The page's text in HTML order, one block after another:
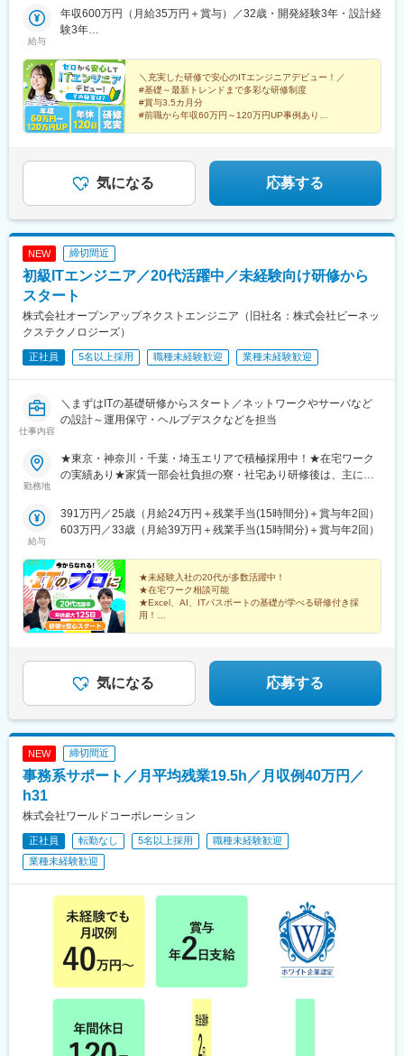
駅、大牟田駅、大橋駅(福岡県)、博多駅、戸畑駅、小倉駅(福岡
県)、郡山駅(福島県)、伊達駅、別府駅(兵庫県)、西神中央駅、神戸
三宮駅(阪神)、甲子園駅、仁川駅、学園都市駅、ハーバーランド
古島駅、おもろまち駅、木曽川駅、栄生駅、栄町駅(愛知県)、名古
屋駅、東海通駅、西高蔵駅、大須観音駅、岡山駅前駅、京都駅、
水道町駅、熊本駅前駅、東飯能駅、南四日市駅、鹿児島中央駅、
綱島駅、新高島駅、下飯田駅、馬車道駅、海老名駅(相模線)、横須
賀駅、茅ケ崎駅、溝の口駅、川崎駅、石上駅、新静岡駅、新浜松
(地下鉄)、高槻市駅、日本橋駅(大阪府)、梅田駅(地下鉄)、西梅田
駅、長崎駅前駅、虎ノ門駅、原宿駅、神泉駅、牛込神楽坂駅、銀
座駅、上野駅、大森駅(東京都)、桜街道駅、西小山駅、赤羽岩淵
駅、九品仏駅、高松駅(東京都)、台場駅、汐留駅、新宿御苑前駅、
新宿西口駅、岩本町駅、東京駅、新秋津駅、程久保駅、春日駅(東
京都)、住吉駅(東京都)、立川駅、陽東３丁目駅、朝倉街道駅、通
谷駅、天神駅、祇園駅(福岡県)、平和通駅、三宮・花時計前駅、久
寿川駅、神戸駅(兵庫県)、赤嶺駅、名鉄名古屋駅、矢場町駅、西川
緑道公園駅、九条駅(京都府)、熊本城・市役所前駅、二本木口駅、
追分駅(三重県)、都通駅、高島町駅、高津駅(神奈川県)、日吉町
駅、第一通り駅、京成津田沼駅、栄町駅(千葉県)、東海神駅、井野
駅(千葉県)、大阪梅田駅(阪神線)、五島町駅、神谷町駅、表参道
駅、上野御徒町駅、奥沢駅、泉体育館駅、東京国際クルーズター
ミナル駅、内幸町駅、西武新宿駅、淡路町駅、二重橋前駅、水道
橋駅、立川南駅、天神南駅、旦過駅、三宮駅(神戸新交通)、西元町
駅
エリア（広島、岡山、松山など）■九州エリア（福岡、熊本など）
のプロジェクト先◎転居を伴う転勤は、基本的には本人が希望す
線)、インテック本社前駅、烏丸駅、三宮駅(神戸新交通)、山陽姫
路駅、岡山駅、八丁堀駅(広島県)、高松駅(香川県)、天神駅、花畑
尾駅、水島駅、通津駅、福山駅、岩国駅、可部駅、横川駅(広島
県)、東広島駅、山西駅、本町六丁目駅、金川駅、東野駅(京都
府)、東山・おかでんミュージアム駅、衣山駅、山麓駅(皿倉山)、
堺筋本町駅、鷹野橋駅、堺駅、比治山下駅、広域公園前駅、横川
一丁目駅、錦糸町駅、検見川浜駅、本町駅、津守駅、中野東駅、
六本木駅、伊予大洲駅、福駅、芦原橋駅、桃山駅、野田阪神駅、
東比恵駅、渡辺橋駅、淀屋橋駅、鶴崎駅、西小倉駅、二島駅、今
池駅(福岡県)、上鳥羽口駅、竹下駅、小森江駅、甘木駅(西鉄線)、
県)、丸の内駅(愛知県)、戸部駅、鶴見小野駅、三ツ沢下町駅、山
手駅、井土ケ谷駅、上永谷駅、和田町駅、鶴ケ峰駅、戸塚駅、赤
羽駅、峰駅、陸前落合駅、センター南駅、北四番丁駅、稲永駅、
岡本駅(栃木県)、笠寺駅、村井駅、茅野駅、本山駅(愛知県)、さが
み野駅、小俣駅(栃木県)、新前橋駅、群馬藤岡駅、本庄駅、垂井
駅、徳山駅、周防下郷駅、道ノ尾駅、大波止駅、喜々津駅、国母
駅、松江駅、伊賀屋駅、弥生が丘駅、宮崎駅、南鹿児島駅、さっ
ぽろ駅、青葉通一番町駅、千葉駅、虎ノ門駅、神奈川駅、市役所
神戸三宮駅(阪神)、姫路駅、岡山駅前駅、胡町駅、高松築港駅、天
神南駅、辛島町駅、南公園駅、湊川駅、小路駅、常盤駅(岡山県)、
(地下鉄)、六本木一丁目駅、ＪＲ難波駅、観月橋駅、海老江駅、中
之島駅、なにわ橋駅、甘木駅(甘木鉄道線)、住之江公園駅、上前津
駅、北１２条駅、あおば通駅、新千葉駅、神谷町駅、新高島駅、
日吉町駅、新浜松駅、名鉄名古屋駅、梅田駅(地下鉄)、富山駅、京
駅、西辛島町駅、市民広場駅、三滝駅、舟入本町駅、花田口駅、
麻布十番駅、大国町駅、桃山御陵前駅、野田駅(阪神線)、肥後橋
駅、北浜駅(大阪府)、伏見駅(愛知県)、西横浜駅、龍谷富山高校
前、五島町駅
給与
年収600万円（月給35万円＋賞与）／32歳・開発経験3年・設計経
験3年
PM経験10年
＼充実した研修で安心のITエンジニアデビュー！／
#基礎～最新トレンドまで多彩な研修制度
#賞与3.5カ月分
#前職から年収60万円～120万円UP事例あり
気になる 応募する
NEW 締切間近
初級ITエンジニア／20代活躍中／未経験向け研修から
スタート
株式会社オープンアップネクストエンジニア（旧社名：株式会社ビーネッ
クステクノロジーズ）
正社員 5名以上採用 職種未経験歓迎 業種未経験歓迎
仕事内容
＼まずはITの基礎研修からスタート／ネットワークやサーバなど
の設計～運用保守・ヘルプデスクなどを担当
勤務地
★東京・神奈川・千葉・埼玉エリアで積極採用中！★在宅ワーク
の実績あり★家賃一部会社負担の寮・社宅あり研修後は、主に東
す。【主なプロジェクト先エリア】▼東京都港区、品川区、江東
区、千代田区、新宿区▼神奈川県横浜市中区、横浜市西区、川崎
市川崎区、川崎市幸区、川崎市中原区▼千葉県千葉市、船橋市▼
軽にご相談ください。茨城、栃木、群馬、山梨、長野、愛知、静
岡、岐阜、三重、大阪、兵庫、京都、滋賀、奈良、岡山、広島、
山口、福岡
給与
391万円／25歳（月給24万円＋残業手当(15時間分)＋賞与年2回）
603万円／33歳（月給39万円＋残業手当(15時間分)＋賞与年2回）
★未経験入社の20代が多数活躍中！
★在宅ワーク相談可能
★Excel、AI、ITパスポートの基礎が学べる研修付き採
用！
気になる 応募する
NEW 締切間近
事務系サポート／月平均残業19.5h／月収例40万円／
h31
株式会社ワールドコーポレーション
正社員 転勤なし 5名以上採用
職種未経験歓迎
業種未経験歓迎